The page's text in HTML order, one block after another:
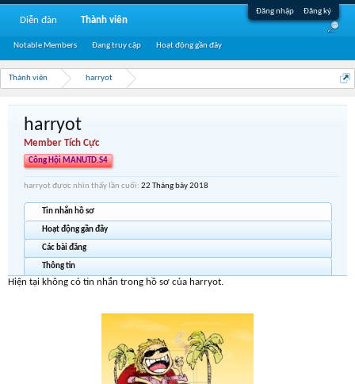
Đăng nhập Đăng ký
Thành viên harryot
harryot
Member Tích Cực
Công Hội MANUTD.S4
harryot được nhìn thấy lần cuối: 22 Tháng bảy 2018
Tin nhắn hồ sơ
Hoạt động gần đây
Các bài đăng
Thông tin
Hiện tại không có tin nhắn trong hồ sơ của harryot.
Diễn đàn Thành viên
Notable Members Đang truy cập Hoạt động gần đây